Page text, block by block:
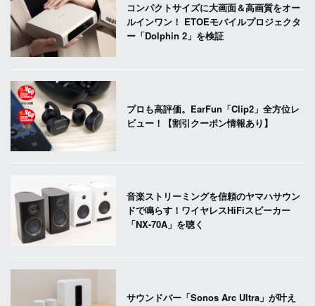
コンパクトサイズに大画面＆高画質をオー
ルインワン！ ETOEモバイルプロジェクタ
ー「Dolphin 2」を検証
プロも高評価。EarFun「Clip2」全方位レ
ビュー！【割引クーポン情報あり】
音楽ストリーミングを信頼のヤマハサウン
ドで鳴らす！ワイヤレスHiFiスピーカー
「NX-70A」を聴く
サウンドバー「Sonos Arc Ultra」が叶え